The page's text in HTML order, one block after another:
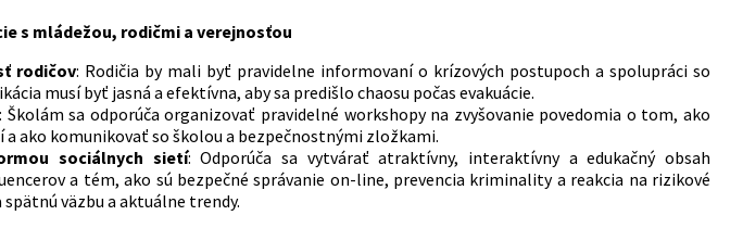
s mládežou, rodičmi a verejnosťou
rodičov: Rodičia by mali byť pravidelne informovaní o krízových postupoch a spolupráci so
musí byť jasná a efektívna, aby sa predišlo chaosu počas evakuácie.
: Školám sa odporúča organizovať pravidelné workshopy na zvyšovanie povedomia o tom, ako
ako komunikovať so školou a bezpečnostnými zložkami.
sociálnych sietí: Odporúča sa vytvárať atraktívny, interaktívny a edukačný obsah
a tém, ako sú bezpečné správanie on-line, prevencia kriminality a reakcia na rizikové
väzbu a aktuálne trendy.